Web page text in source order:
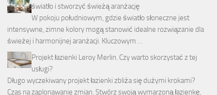
światło i stworzyć świeżą aranżację
W pokoju południowym, gdzie światło słoneczne jest
intensywne, zimne kolory mogą stanowić idealne rozwiązanie dla
świeżej i harmonijnej aranżacji. Kluczowym …
Projekt łazienki Leroy Merlin. Czy warto skorzystać z tej
usługi?
Długo wyczekiwany projekt łazienki zbliża się dużymi krokami?
Czas na zaplonawanie zmian. Stwórz swoją wymarzoną łazienkę,